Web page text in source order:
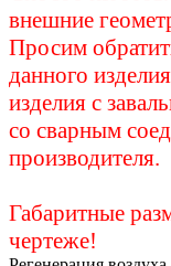
внешние
Просим
данного
изделия с
со сварным
производителя.
Габаритные
чертеже!